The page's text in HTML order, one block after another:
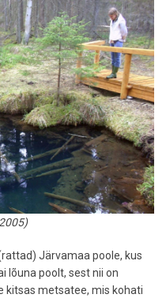
Järvamaa poole, kus
lõuna poolt, sest nii on
kitsas metsatee, mis kohati